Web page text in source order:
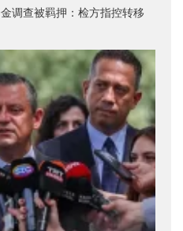
调查被羁押：检方指控转移